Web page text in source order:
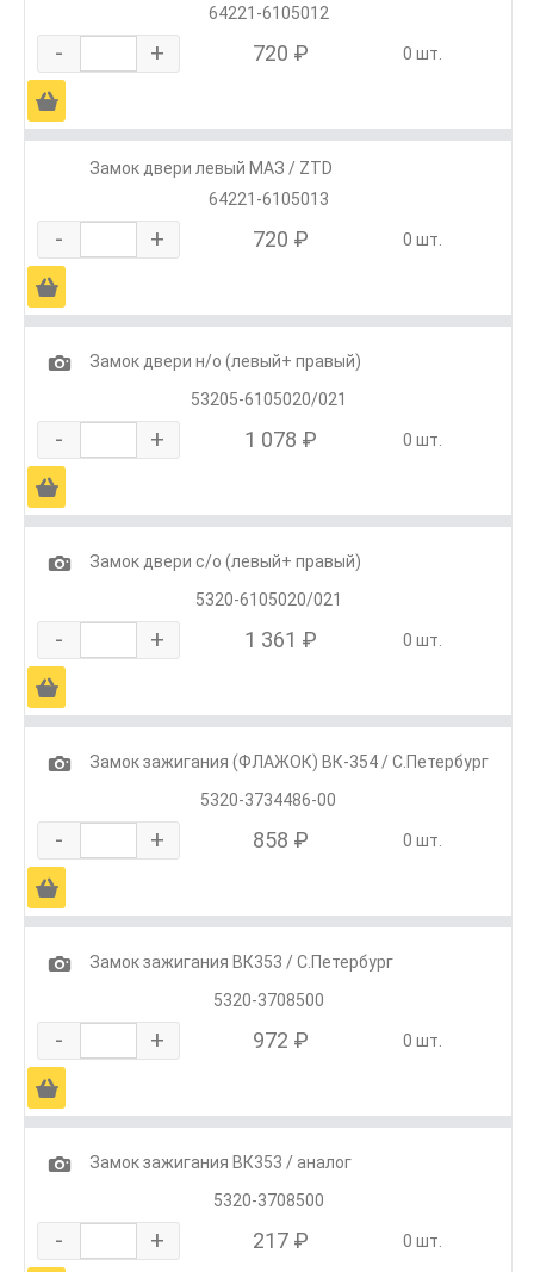
64221-6105012
- + 720 ₽ 0 шт.
Ä
Замок двери левый МАЗ / ZTD
64221-6105013
- + 720 ₽ 0 шт.
Ä
1
Замок двери н/о (левый+ правый)
53205-6105020/021
- + 1 078 ₽ 0 шт.
Ä
1
Замок двери с/о (левый+ правый)
5320-6105020/021
- + 1 361 ₽ 0 шт.
Ä
1
Замок зажигания (ФЛАЖОК) ВК-354 / С.Петербург
5320-3734486-00
- + 858 ₽ 0 шт.
Ä
1
Замок зажигания ВК353 / С.Петербург
5320-3708500
- + 972 ₽ 0 шт.
Ä
1
Замок зажигания ВК353 / аналог
5320-3708500
- + 217 ₽ 0 шт.